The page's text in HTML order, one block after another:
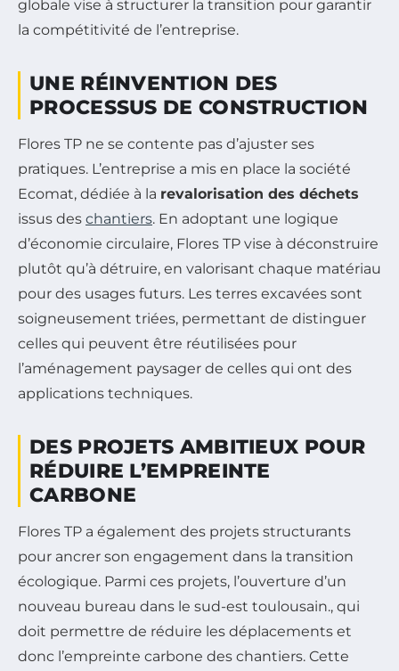
globale vise à structurer la transition pour garantir
la compétitivité de l’entreprise.
UNE RÉINVENTION DES
PROCESSUS DE CONSTRUCTION
Flores TP ne se contente pas d’ajuster ses
pratiques. L’entreprise a mis en place la société
Ecomat, dédiée à la revalorisation des déchets
issus des chantiers. En adoptant une logique
d’économie circulaire, Flores TP vise à déconstruire
plutôt qu’à détruire, en valorisant chaque matériau
pour des usages futurs. Les terres excavées sont
soigneusement triées, permettant de distinguer
celles qui peuvent être réutilisées pour
l’aménagement paysager de celles qui ont des
applications techniques.
DES PROJETS AMBITIEUX POUR
RÉDUIRE L’EMPREINTE
CARBONE
Flores TP a également des projets structurants
pour ancrer son engagement dans la transition
écologique. Parmi ces projets, l’ouverture d’un
nouveau bureau dans le sud-est toulousain., qui
doit permettre de réduire les déplacements et
donc l’empreinte carbone des chantiers. Cette